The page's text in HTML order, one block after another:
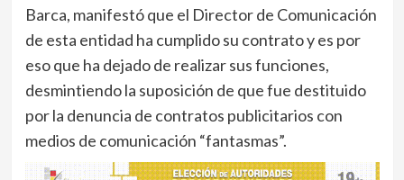
Barca, manifestó que el Director de Comunicación
de esta entidad ha cumplido su contrato y es por
eso que ha dejado de realizar sus funciones,
desmintiendo la suposición de que fue destituido
por la denuncia de contratos publicitarios con
medios de comunicación “fantasmas”.